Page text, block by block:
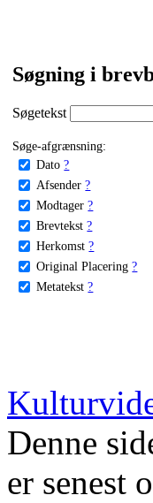
Søgning i
Søgetekst
Søge-afgrænsning:
Dato ?
Afsender ?
Modtager ?
Brevtekst ?
Herkomst ?
Original Placering ?
Metatekst ?
Denne
er senest